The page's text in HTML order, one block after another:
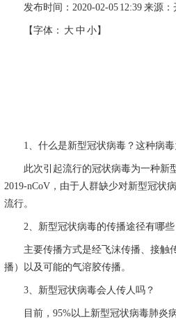
发布时间： 2020-02-05 12:39 来源：
【字体： 大 中 小】
1 、什么是新型冠状病毒？这种病
此次引起流行的冠状病毒为一种新
2019-nCoV，由于人群缺少对新型冠状
流行。
2 、新型冠状病毒的传播途径有哪些
主要传播方式是经飞沫传播、接触
播）以及可能的气溶胶传播。
3、新型冠状病毒会人传人吗？
目前， 95%以上新型冠状病毒肺炎